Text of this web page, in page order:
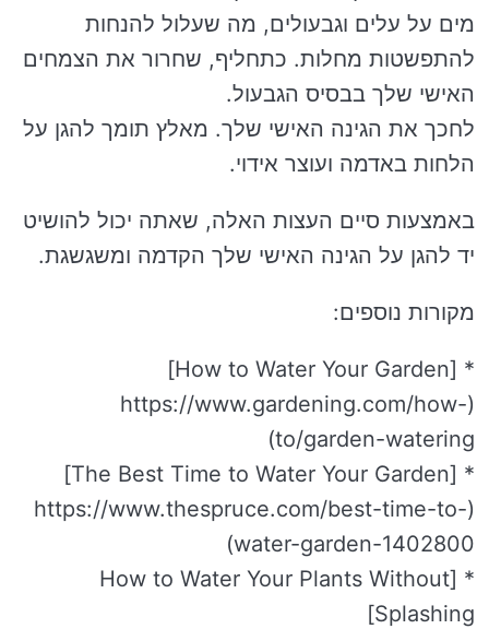
מים על עלים וגבעולים, מה שעלול להנחות
להתפשטות מחלות. כתחליף, שחרור את הצמחים
האישי שלך בבסיס הגבעול.
לחכך את הגינה האישי שלך. מאלץ תומך להגן על
הלחות באדמה ועוצר אידוי.
באמצעות סיים העצות האלה, שאתה יכול להושיט
יד להגן על הגינה האישי שלך הקדמה ומשגשגת.
מקורות נוספים:
* [How to Water Your Garden]
(https://www.gardening.com/how-
to/garden-watering)
* [The Best Time to Water Your Garden]
(https://www.thespruce.com/best-time-to-
water-garden-1402800)
* [How to Water Your Plants Without
Splashing]